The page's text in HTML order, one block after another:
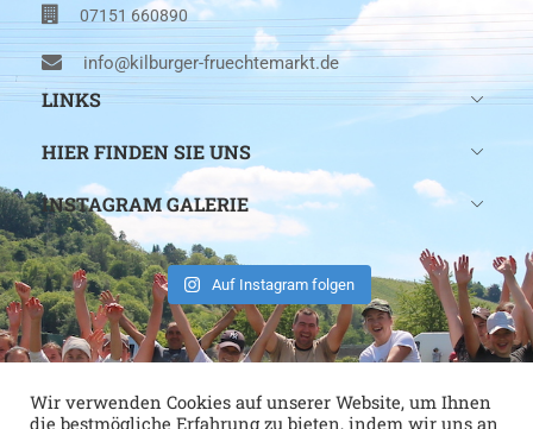
07151 660890
info@kilburger-fruechtemarkt.de
LINKS
HIER FINDEN SIE UNS
INSTAGRAM GALERIE
Auf Instagram folgen
Wir verwenden Cookies auf unserer Website, um Ihnen
die bestmögliche Erfahrung zu bieten, indem wir uns an